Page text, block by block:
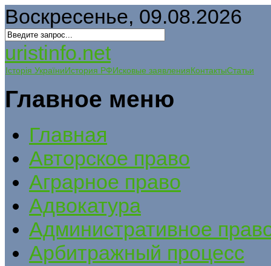
Воскресенье, 09.08.2026
uristinfo.net
Історія УкраїниИстория РФИсковые заявленияКонтактыСтатьи
Главное меню
Главная
Авторское право
Аграрное право
Адвокатура
Административное
Арбитражный процесс